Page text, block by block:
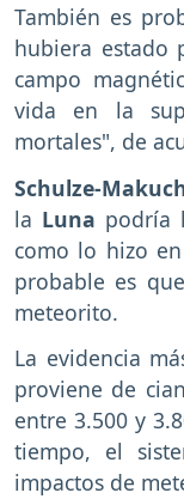
También es
hubiera estado
campo
vida en la
mortales", de
Schulze-
la Luna podría
como lo hizo
probable es
meteorito.
La evidencia
proviene de
entre 3.500 y
tiempo, el
impactos de